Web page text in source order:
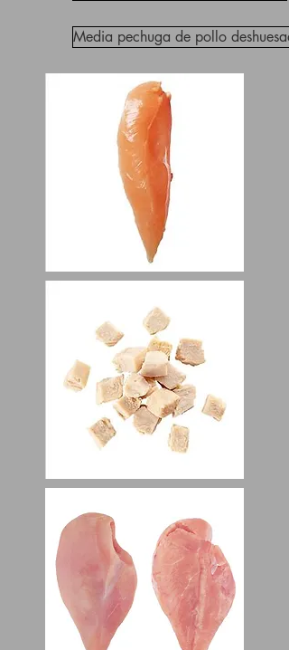
Media pechuga de pollo